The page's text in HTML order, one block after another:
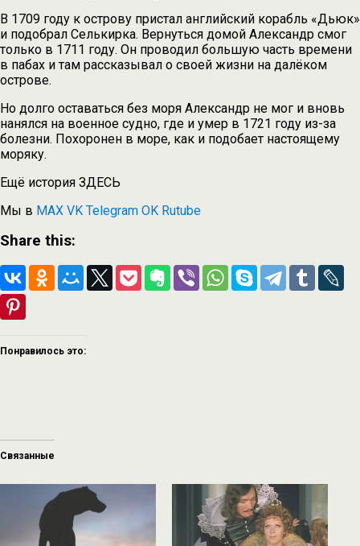
В 1709 году к острову пристал английский корабль «Дьюк»
и подобрал Селькирка. Вернуться домой Александр смог
только в 1711 году. Он проводил большую часть времени
в пабах и там рассказывал о своей жизни на далёком
острове.
Но долго оставаться без моря Александр не мог и вновь
нанялся на военное судно, где и умер в 1721 году из-за
болезни. Похоронен в море, как и подобает настоящему
моряку.
Ещё история ЗДЕСЬ
Мы в MAX VK Telegram OK Rutube
Share this:
Понравилось это:
Связанные